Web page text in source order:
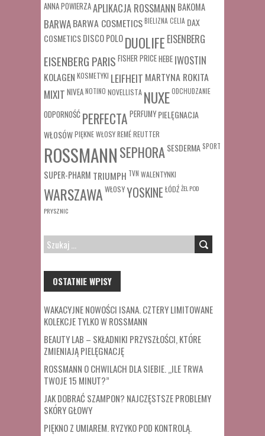
ANNA POWIERZAAPLIKACJA ROSSMANN BAKOMA
BARWABARWA COSMETICSBIELIZNACELIA DAX
COSMETICSDISCO POLODUOLIFE EISENBERG
EISENBERG PARIS FISHER PRICEHEBE IWOSTIN
KOLAGEN KOSMETYKI LEIFHEIT MARTYNA ROKITA
MIXIT NIVEANOTINO NOVELLISTA NUXEODCHUDZANIE
ODPORNOŚĆ PERFECTA PERFUMY PIELĘGNACJA
WŁOSÓWPIĘKNE WŁOSYREMÉREUTTER
ROSSMANNSEPHORASESDERMA SPORT
SUPER-PHARM TRIUMPH TVN WALENTYNKI
WARSZAWA WŁOSYYOSKINE ŁÓDŹŻEL POD
PRYSZNIC
SZUKAJ:
OSTATNIE WPISY
WAKACYJNE NOWOŚCI ISANA. CZTERY LIMITOWANE
KOLEKCJE TYLKO W ROSSMANN
BEAUTY LAB – SKŁADNIKI PRZYSZŁOŚCI, KTÓRE
ZMIENIAJĄ PIELĘGNACJĘ
ROSSMANN O CHWILACH DLA SIEBIE. „ILE TRWA
TWOJE 15 MINUT?”
JAK DOBRAĆ SZAMPON? NAJCZĘSTSZE PROBLEMY
SKÓRY GŁOWY
PIĘKNO Z UMIAREM. RYZYKO POD KONTROLĄ.